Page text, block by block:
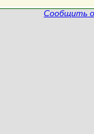
Сообщить о